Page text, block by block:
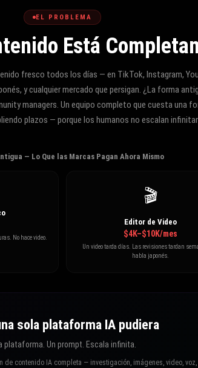
EL PROBLEMA
Está
fresco todos los días — en TikTok, Instagram,
y cualquier mercado que persigan. ¿La forma
managers. Un equipo completo que cuesta una
plazos — porque los humanos no escalan
— Lo Que las Marcas Pagan Ahora Mismo
No hace video.
🎬
Editor de Video
$4K–$10K/mes
Un video tarda días. Las revisiones tardan
habla japonés.
sola plataforma IA pudiera
plataforma. Un prompt. Escala infinita.
de contenido IA completa — investigación, imágenes, video,